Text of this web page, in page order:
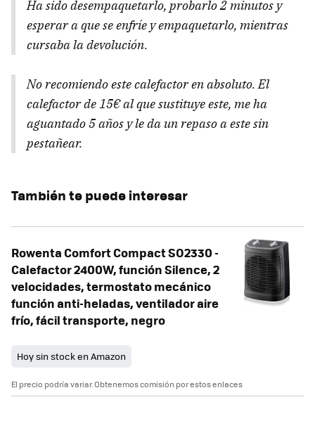
Ha sido desempaquetarlo, probarlo 2 minutos y
esperar a que se enfríe y empaquetarlo, mientras
cursaba la devolución.
No recomiendo este calefactor en absoluto. El
calefactor de 15€ al que sustituye este, me ha
aguantado 5 años y le da un repaso a este sin
pestañear.
También te puede interesar
Rowenta Comfort Compact SO2330 -
Calefactor 2400W, función Silence, 2
velocidades, termostato mecánico
función anti-heladas, ventilador aire
frío, fácil transporte, negro
Hoy sin stock en Amazon
El precio podría variar. Obtenemos comisión por estos enlaces